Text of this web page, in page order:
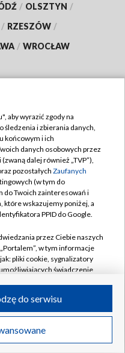
/ OLSZTYN /
/ RZESZÓW /
/ WROCŁAW
TVP
S.A. w likwidacji
aby wyrazić zgody na
i zbierania danych,
końcowym i ich
danych osobowych przez
dalej również „TVP”),
pozostałych Zaufanych
(w tym do
do Twoich zainteresowań i
które wskazujemy poniżej, a
PPID do Google.
przez Ciebie naszych
w tym informacje
pliki cookie, sygnalizatory
świadczenie
przez Ciebie
jak adresy IP, identyfikatory
do serwisu